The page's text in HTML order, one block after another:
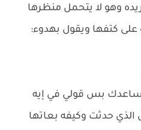
وهو لا يتحمل منظرها
كتفها ويقول بهدوء:
بس قولي في إيه
حدثت وكيفه بعاتها